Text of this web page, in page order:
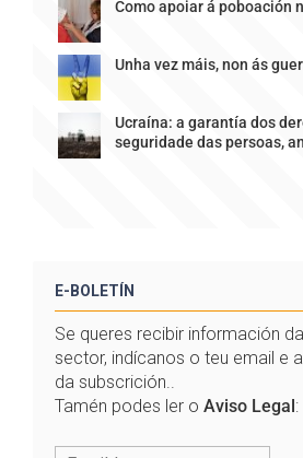
Como apoiar á poboación
Unha vez máis, non ás
Ucraína: a garantía dos
seguridade das persoas,
E-BOLETÍN
Se queres recibir información
sector, indícanos o teu email e
da subscrición..
Tamén podes ler o Aviso Legal: